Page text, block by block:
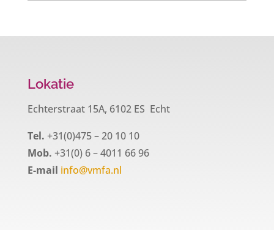
Lokatie
Echterstraat 15A, 6102 ES Echt
Tel. +31(0)475 – 20 10 10
Mob. +31(0) 6 – 4011 66 96
E-mail info@vmfa.nl